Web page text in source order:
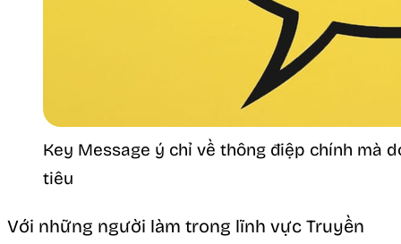
Key Message ý chỉ về thông điệp chính mà
tiêu
Với những người làm trong lĩnh vực Truyền